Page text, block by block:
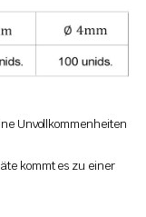
Unvollkommenheiten
kommt es zu einer